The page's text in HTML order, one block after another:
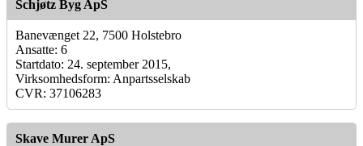
Schjøtz Byg ApS
Banevænget 22, 7500 Holstebro
Ansatte: 6
Startdato: 24. september 2015,
Virksomhedsform: Anpartsselskab
CVR: 37106283
Skave Murer ApS